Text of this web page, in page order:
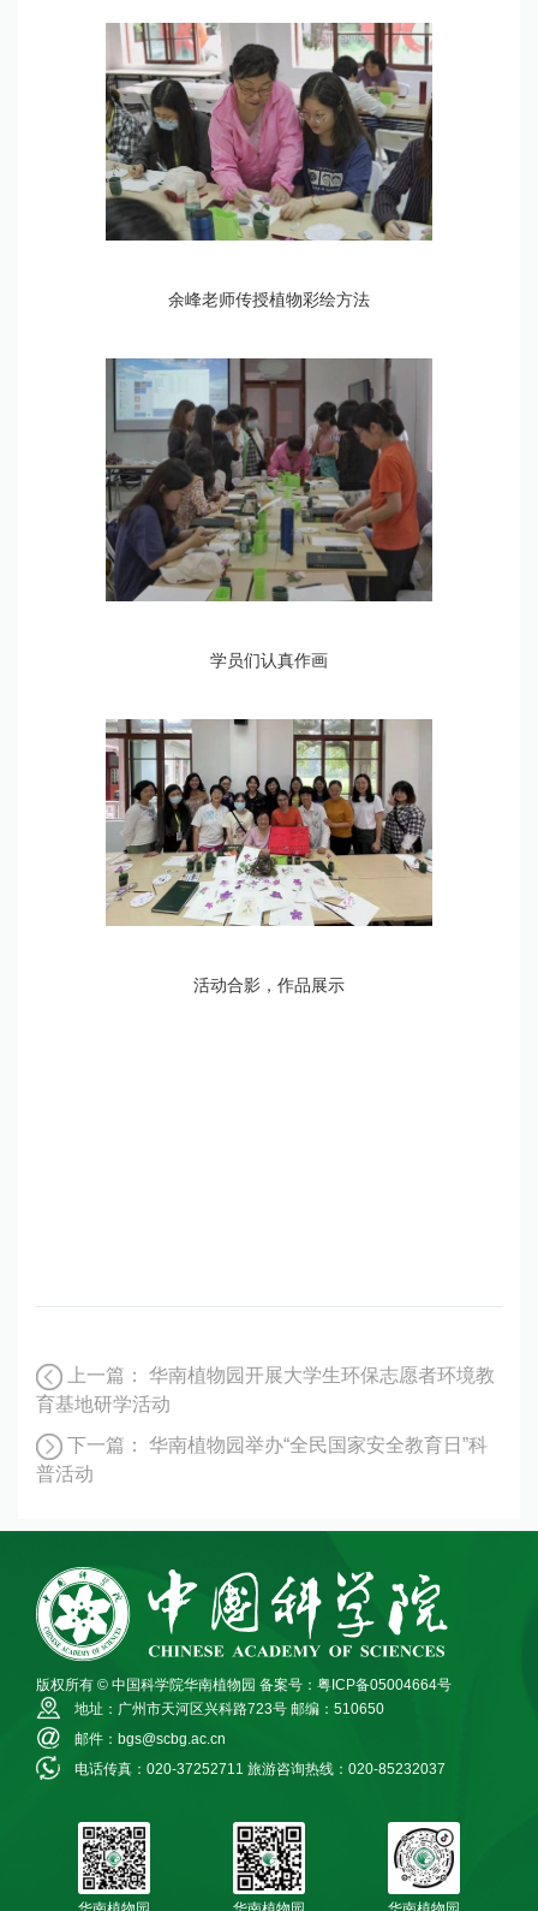
余峰老师传授植物彩绘方法
学员们认真作画
活动合影，作品展示
上一篇：
华南植物园开展大学生环保志愿者环境教
育基地研学活动
下一篇：
华南植物园举办“全民国家安全教育日”科
普活动
版权所有 © 中国科学院华南植物园 备案号：粤ICP备05004664号
地址：广州市天河区兴科路723号 邮编：510650
邮件：bgs@scbg.ac.cn
电话传真：020-37252711 旅游咨询热线：020-85232037